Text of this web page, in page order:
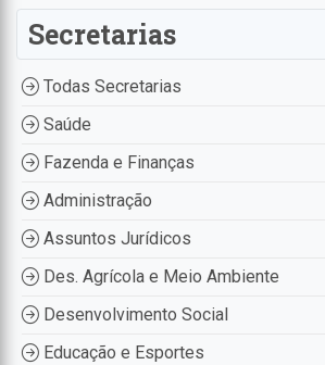
Secretarias
Todas Secretarias
Saúde
Fazenda e Finanças
Administração
Assuntos Jurídicos
Des. Agrícola e Meio Ambiente
Desenvolvimento Social
Educação e Esportes